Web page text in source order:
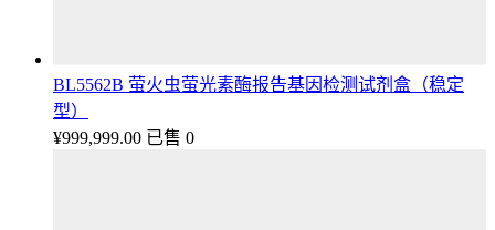
BL5562B 萤火虫萤光素酶报告基因检测试剂盒（稳定
型）
¥999,999.00 已售 0